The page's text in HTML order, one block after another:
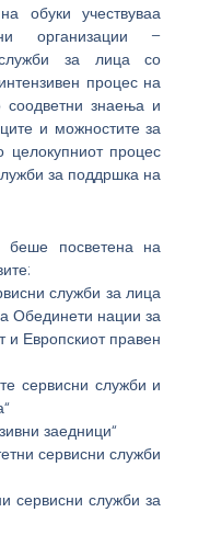
обуки учествуваа
организации –
за лица со
процес на
знаења и
и можностите за
целокупниот процес
за поддршка на
беше посветена на
служби за лица
Обединети нации за
и Европскиот правен
сервисни служби и
заедници“
сервисни служби
сервисни служби за